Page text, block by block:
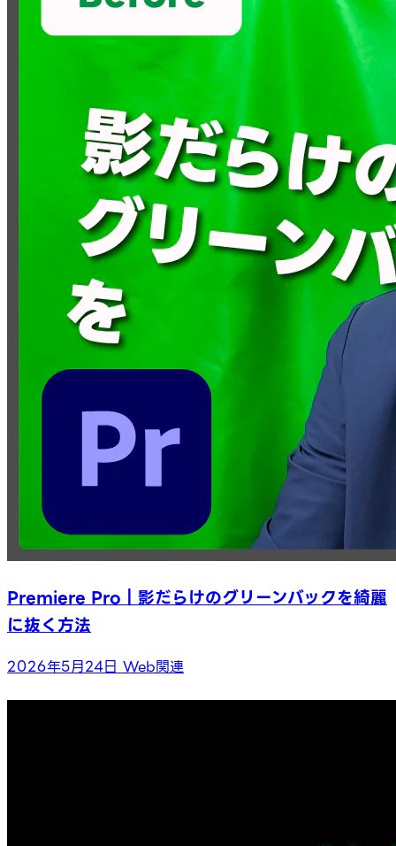
Premiere Pro｜影だらけのグリーンバックを綺麗
に抜く方法
2026年5月24日 Web関連